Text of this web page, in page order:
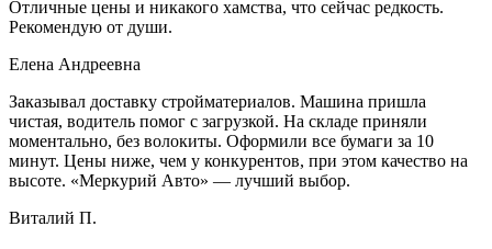
Отличные цены и никакого хамства, что сейчас редкость.
Рекомендую от души.
Елена Андреевна
Заказывал доставку стройматериалов. Машина пришла
чистая, водитель помог с загрузкой. На складе приняли
моментально, без волокиты. Оформили все бумаги за 10
минут. Цены ниже, чем у конкурентов, при этом качество на
высоте. «Меркурий Авто» — лучший выбор.
Виталий П.